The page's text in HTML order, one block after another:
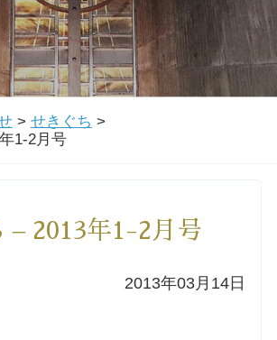
会
方
> せきぐち >
1-2月号
– 2013年1-2月号
2013年03月14日